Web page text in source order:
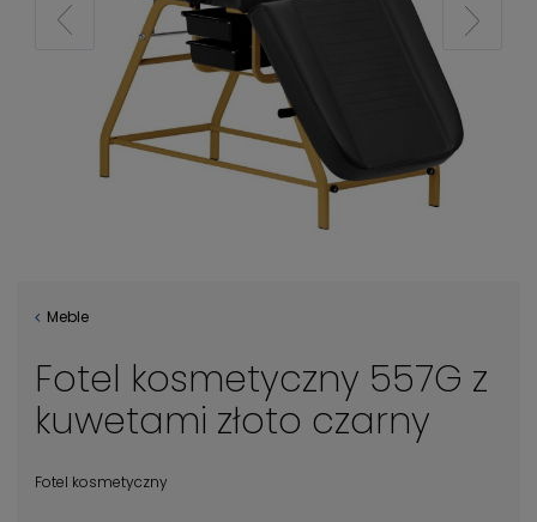
Meble
Fotel kosmetyczny 557G z
kuwetami złoto czarny
Fotel kosmetyczny